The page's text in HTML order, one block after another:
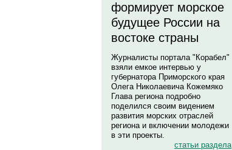
формирует морское
будущее России на
востоке страны
Журналисты портала "Корабел"
взяли емкое интервью у
губернатора Приморского края
Олега Николаевича Кожемяко
Глава региона подробно
поделился своим видением
развития морских отраслей
региона и включении молодежи
в эти проекты.
статьи раздела